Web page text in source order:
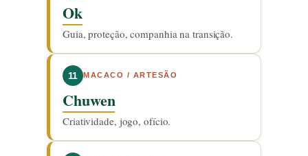
Ok
Guia, proteção, companhia na transição.
11 MACACO / ARTESÃO
Chuwen
Criatividade, jogo, ofício.